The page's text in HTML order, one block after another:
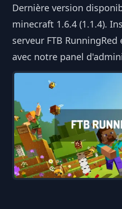
Dernière version
minecraft 1.6.4 (1.1.4).
serveur FTB
avec notre panel